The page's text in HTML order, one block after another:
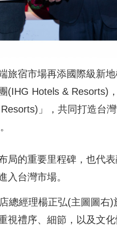
旅宿市場再添國際級新
(IHG Hotels & Resorts)
」，共同打造台
局的重要里程碑，也代
入台灣市場。
總經理楊正弘(主圖圖右
視禮序、細節，以及文